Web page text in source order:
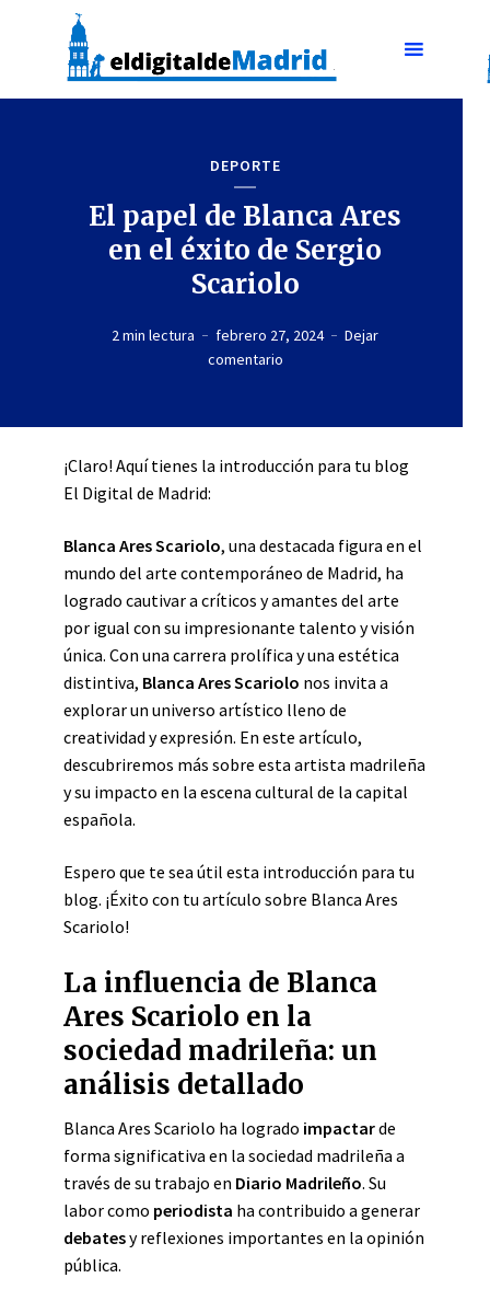
DEPORTE
El papel de Blanca Ares
en el éxito de Sergio
Scariolo
2 min lectura febrero 27, 2024
Dejar
comentario
¡Claro! Aquí tienes la introducción para tu blog
El Digital de Madrid:
Blanca Ares Scariolo, una destacada figura en el
mundo del arte contemporáneo de Madrid, ha
logrado cautivar a críticos y amantes del arte
por igual con su impresionante talento y visión
única. Con una carrera prolífica y una estética
distintiva, Blanca Ares Scariolo nos invita a
explorar un universo artístico lleno de
creatividad y expresión. En este artículo,
descubriremos más sobre esta artista madrileña
y su impacto en la escena cultural de la capital
española.
Espero que te sea útil esta introducción para tu
blog. ¡Éxito con tu artículo sobre Blanca Ares
Scariolo!
La influencia de Blanca
Ares Scariolo en la
sociedad madrileña: un
análisis detallado
Blanca Ares Scariolo ha logrado impactarde
forma significativa en la sociedad madrileña a
través de su trabajo en Diario Madrileño. Su
labor como periodista ha contribuido a generar
debatesy reflexiones importantes en la opinión
pública.